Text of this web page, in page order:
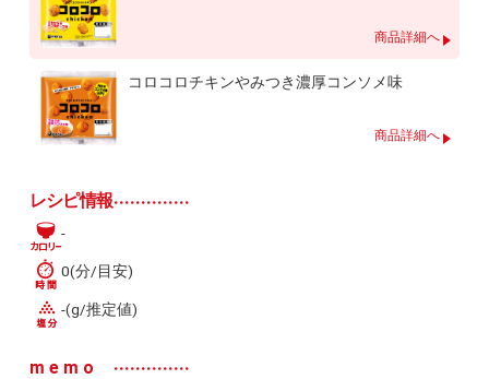
商品詳細へ
コロコロチキンやみつき濃厚コンソメ味
商品詳細へ
レシピ情報
-
0(分/目安)
-(g/推定値)
memo